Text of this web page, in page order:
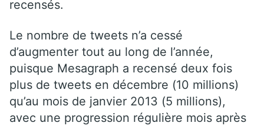
recensés.
Le nombre de tweets n’a cessé
d’augmenter tout au long de l’année,
puisque Mesagraph a recensé deux fois
plus de tweets en décembre (10 millions)
qu’au mois de janvier 2013 (5 millions),
avec une progression régulière mois après